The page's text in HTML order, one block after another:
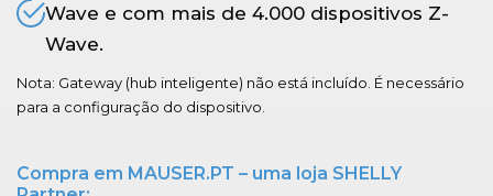
Wave e com mais de 4.000 dispositivos Z-
Wave.
Nota: Gateway (hub inteligente) não está incluído. É necessário
para a configuração do dispositivo.
Compra em MAUSER.PT – uma loja SHELLY